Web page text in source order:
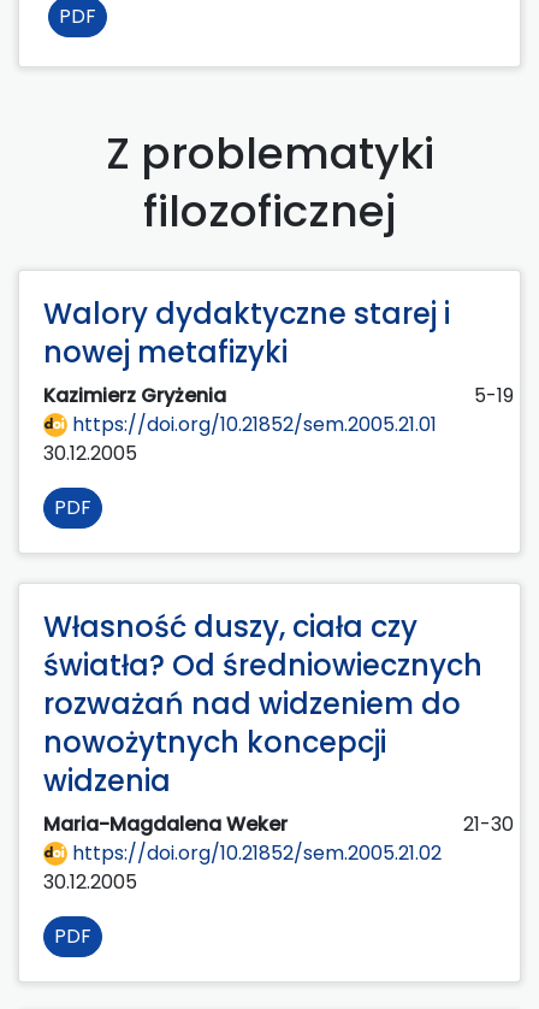
PDF
Z problematyki
filozoficznej
Walory dydaktyczne starej i
nowej metafizyki
Kazimierz Gryżenia
5-19
https://doi.org/10.21852/sem.2005.21.01
30.12.2005
PDF
Własność duszy, ciała czy
światła? Od średniowiecznych
rozważań nad widzeniem do
nowożytnych koncepcji
widzenia
Maria-Magdalena Weker
21-30
https://doi.org/10.21852/sem.2005.21.02
30.12.2005
PDF